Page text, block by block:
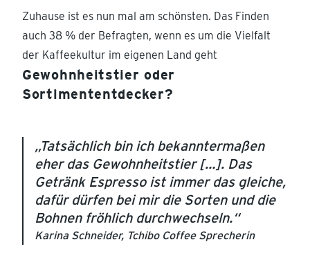
Zuhause ist es nun mal am schönsten. Das Finden
auch 38 % der Befragten, wenn es um die Vielfalt
der Kaffeekultur im eigenen Land geht
Gewohnheitstier oder
Sortimententdecker?
„Tatsächlich bin ich bekanntermaßen
eher das Gewohnheitstier […]. Das
Getränk Espresso ist immer das gleiche,
dafür dürfen bei mir die Sorten und die
Bohnen fröhlich durchwechseln.“
Karina Schneider, Tchibo Coffee Sprecherin